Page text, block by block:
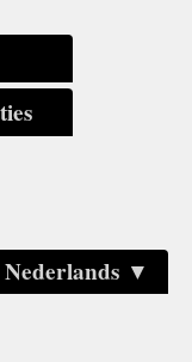
Nederlands ▼